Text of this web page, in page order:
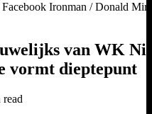
Ironman / Donald
van WK
vormt dieptepunt
read